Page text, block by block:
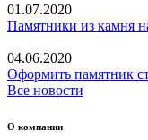
01.07.2020
Памятники из камня
04.06.2020
Оформить памятник
Все новости
О компании